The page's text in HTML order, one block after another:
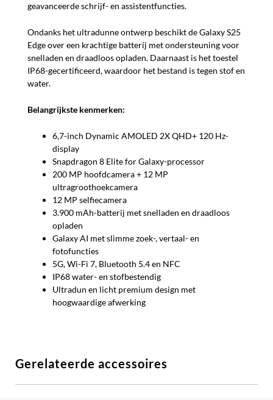
geavanceerde schrijf- en assistentfuncties.
Ondanks het ultradunne ontwerp beschikt de Galaxy S25
Edge over een krachtige batterij met ondersteuning voor
snelladen en draadloos opladen. Daarnaast is het toestel
IP68-gecertificeerd, waardoor het bestand is tegen stof en
water.
Belangrijkste kenmerken:
6,7-inch Dynamic AMOLED 2X QHD+ 120 Hz-
display
Snapdragon 8 Elite for Galaxy-processor
200 MP hoofdcamera + 12 MP
ultragroothoekcamera
12 MP selfiecamera
3.900 mAh-batterij met snelladen en draadloos
opladen
Galaxy AI met slimme zoek-, vertaal- en
fotofuncties
5G, Wi-Fi 7, Bluetooth 5.4 en NFC
IP68 water- en stofbestendig
Ultradun en licht premium design met
hoogwaardige afwerking
Gerelateerde accessoires